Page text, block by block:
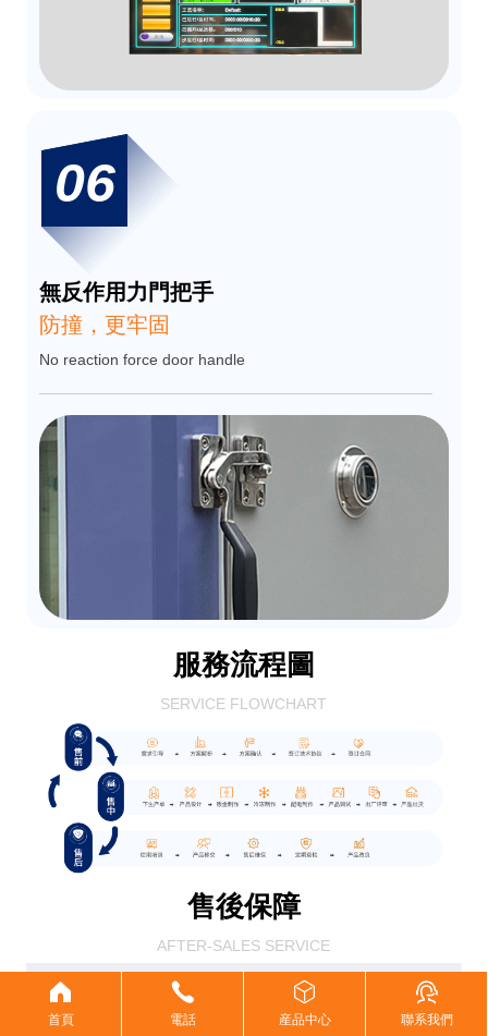
06
無反作用力門把手
防撞，更牢固
No reaction force door handle
服務流程圖
SERVICE FLOWCHART
售後保障
AFTER-SALES SERVICE
首頁 電話 産品中心 聯系我們